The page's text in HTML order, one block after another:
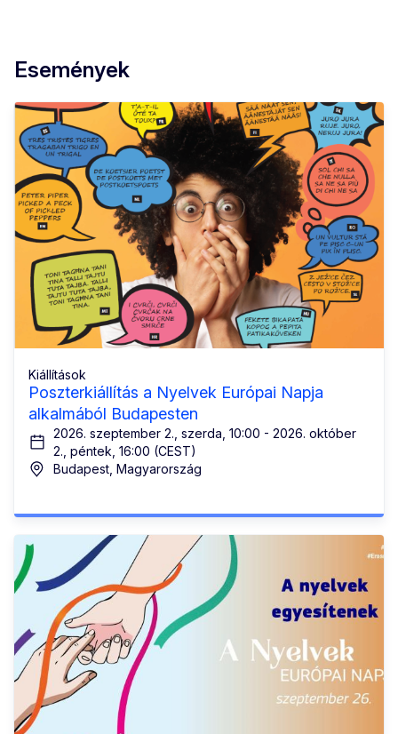
Események
Kiállítások
Poszterkiállítás a Nyelvek Európai Napja
alkalmából Budapesten
2026. szeptember 2., szerda, 10:00 - 2026. október
2., péntek, 16:00 (CEST)
Budapest, Magyarország